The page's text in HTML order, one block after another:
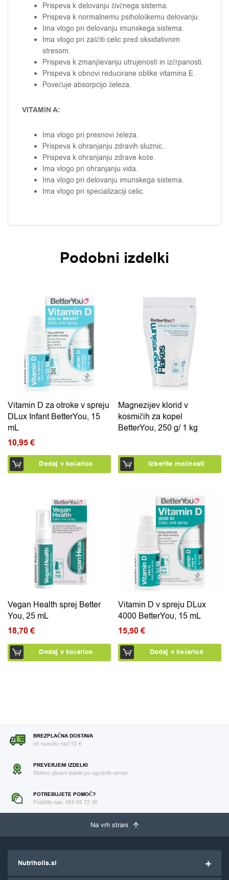
Prispeva k delovanju živčnega sistema.
Prispeva k normalnemu psihološkemu delovanju.
Ima vlogo pri delovanju imunskega sistema.
Ima vlogo pri zaščiti celic pred oksidativnim
stresom.
Prispeva k zmanjševanju utrujenosti in izčrpanosti.
Prispeva k obnovi reducirane oblike vitamina E
Povečuje absorpcijo železa.
VITAMIN A:
Ima vlogo pri presnovi železa.
Prispeva k ohranjanju zdravih sluznic.
Prispeva k ohranjanju zdrave kože.
Ima vlogo pri ohranjanju vida.
Ima vlogo pri delovanju imunskega sistema.
Ima vlogo pri specializaciji celic.
Podobni izdelki
Vitamin D za otroke v spreju
DLux Infant BetterYou, 15
mL
10,95€
Dodaj v košarico
Magnezijev klorid v
kosmičih za kopel
BetterYou, 250 g/ 1 kg
Izberite možnosti
Ta izdelek ima več
Vegan Health sprej Better
You, 25 mL
18,70€
Dodaj v košarico
Vitamin D v spreju DLux
4000 BetterYou, 15 mL
15,50€
Dodaj v košarico
BREZPLAČNA DOSTAVA
ob naročilu nad 50 €.
PREVERJENI IZDELKI
Skrbno izbrani izdelki po ugodnih cenah.
POTREBUJETE POMOČ?
Pokličite nas: 069 69 72 36
Na vrh strani
Nutriholis.si